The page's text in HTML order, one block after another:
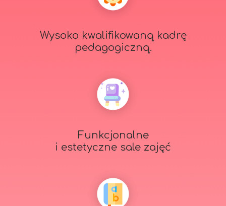
Wysoko kwalifikowaną kadrę
pedagogiczną.
Funkcjonalne
i estetyczne sale zajęć